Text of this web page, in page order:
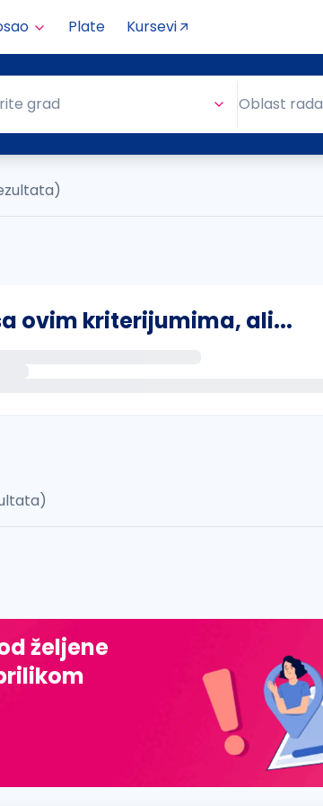
Plate Kursevi
grad Oblast rada
ovim kriterijumima, ali...
đ, ž, dž)
željene